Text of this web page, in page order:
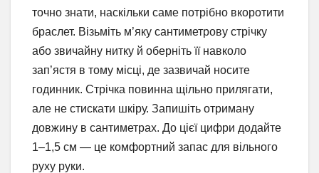
точно знати, наскільки саме потрібно вкоротити
браслет. Візьміть м’яку сантиметрову стрічку
або звичайну нитку й оберніть її навколо
зап’ястя в тому місці, де зазвичай носите
годинник. Стрічка повинна щільно прилягати,
але не стискати шкіру. Запишіть отриману
довжину в сантиметрах. До цієї цифри додайте
1–1,5 см — це комфортний запас для вільного
руху руки.